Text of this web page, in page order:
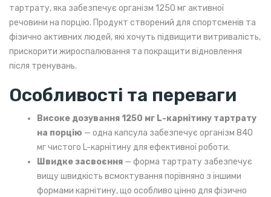
тартрату, яка забезпечує організм 1250 мг активної
речовини на порцію. Продукт створений для спортсменів та
фізично активних людей, які хочуть підвищити витривалість,
прискорити жироспалювання та покращити відновлення
після тренувань.
Особливості та переваги
Високе дозування 1250 мг L-карнітину тартрату
на порцію — одна капсула забезпечує організм 840
мг чистого L-карнітину для ефективної роботи.
Швидке засвоєння — форма тартрату забезпечує
вищу швидкість всмоктування порівняно з іншими
формами карнітину, що особливо цінно для фізично